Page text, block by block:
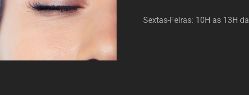
Sextas-Feiras: 10H as 13H